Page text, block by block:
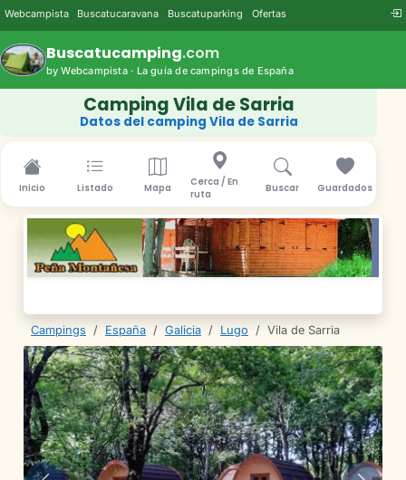
Webcampista Buscatucaravana Buscatuparking Ofertas
Buscatucamping.com
by Webcampista · La guía de campings de España
Camping Vila de Sarria
Datos del camping Vila de Sarria
Inicio Listado Mapa
Cerca / En
ruta
Buscar Guardados
Campings / España / Galicia / Lugo / Vila de Sarria